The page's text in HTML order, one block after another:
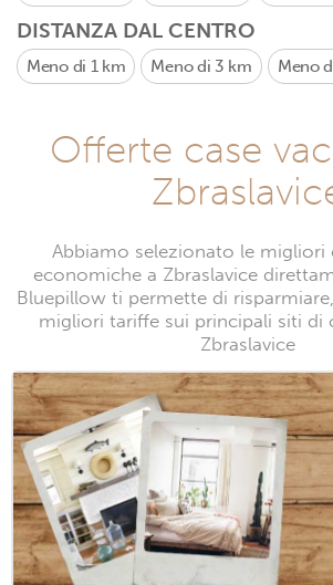
DISTANZA DAL CENTRO
Meno di 1 km Meno di 3 km Meno
Offerte case
Abbiamo selezionato le migliori
economiche a Zbraslavice
Bluepillow ti permette di
migliori tariffe sui principali siti di
Zbraslavice